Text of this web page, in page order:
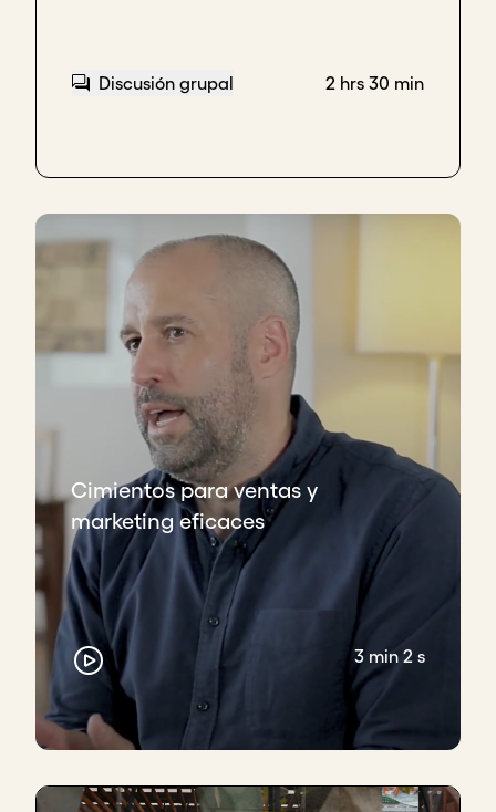
Discusión grupal 2 hrs 30 min
Cimientos para ventas y
marketing eficaces
3 min 2 s